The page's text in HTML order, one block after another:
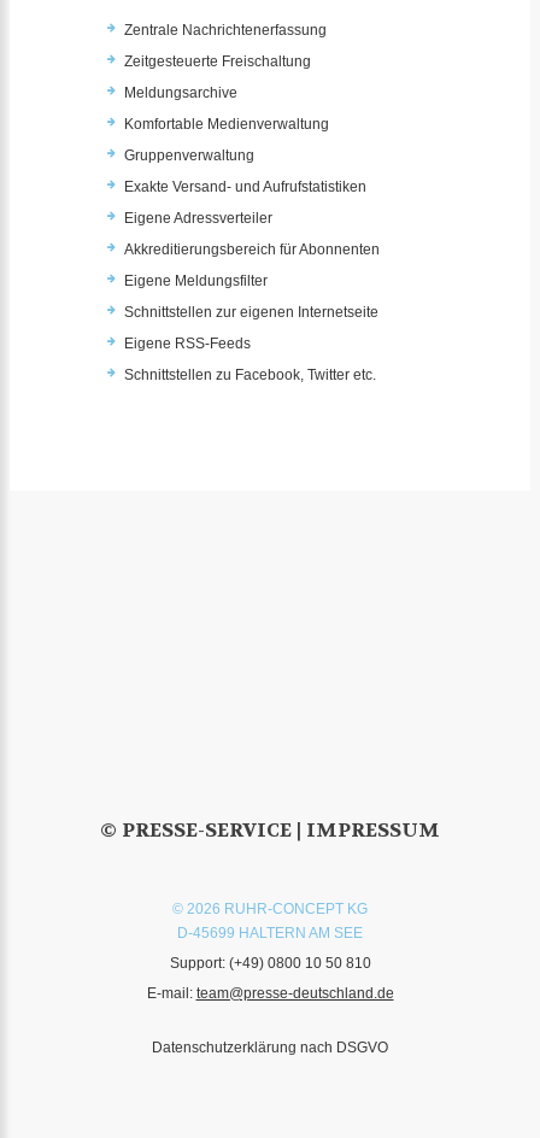
Zentrale Nachrichtenerfassung
Zeitgesteuerte Freischaltung
Meldungsarchive
Komfortable Medienverwaltung
Gruppenverwaltung
Exakte Versand- und Aufrufstatistiken
Eigene Adressverteiler
Akkreditierungsbereich für Abonnenten
Eigene Meldungsfilter
Schnittstellen zur eigenen Internetseite
Eigene RSS-Feeds
Schnittstellen zu Facebook, Twitter etc.
© PRESSE-SERVICE | IMPRESSUM
© 2026 RUHR-CONCEPT KG
D-45699 HALTERN AM SEE
Support: (+49) 0800 10 50 810
E-mail: team@presse-deutschland.de
Datenschutzerklärung nach DSGVO